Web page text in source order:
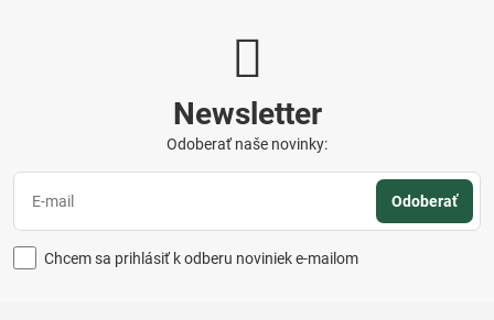
Newsletter
Odoberať naše novinky:
Odoberať
Chcem sa prihlásiť k odberu noviniek e-mailom